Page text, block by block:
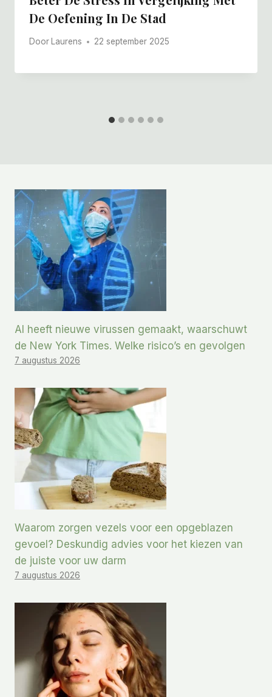
De Oefening In De Stad
Door Laurens 22 september 2025
AI heeft nieuwe virussen gemaakt, waarschuwt
de New York Times. Welke risico’s en gevolgen
7 augustus 2026
Waarom zorgen vezels voor een opgeblazen
gevoel? Deskundig advies voor het kiezen van
de juiste voor uw darm
7 augustus 2026